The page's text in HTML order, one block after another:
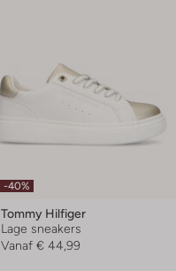
-40%
Tommy Hilfiger
Lage sneakers
Vanaf € 44,99